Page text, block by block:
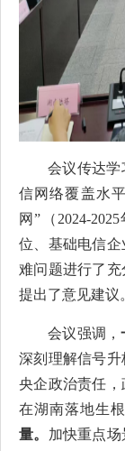
会议传达学
信网络覆盖水
网”（2024-
位、基础电信
难问题进行了
提出了意见建议
会议强调，
深刻理解信号
央企政治责任
在湖南落地生根
量。 加快重点